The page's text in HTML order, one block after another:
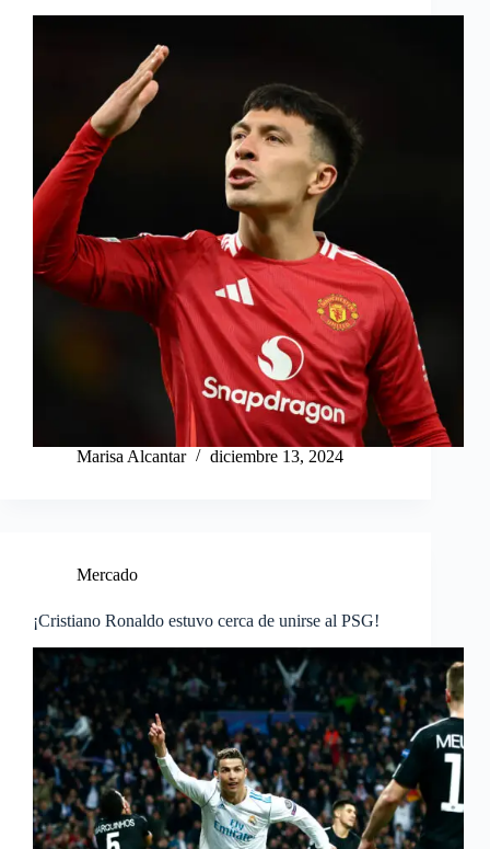
Marisa Alcantar diciembre 13, 2024
Mercado
¡Cristiano Ronaldo estuvo cerca de unirse al PSG!